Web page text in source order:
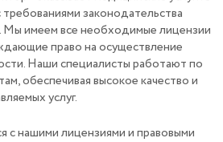
законодательства
имеем все необходимые лицензии
право на осуществление
Наши специалисты работают по
обеспечивая высокое качество и
услуг.
с нашими лицензиями и правовыми